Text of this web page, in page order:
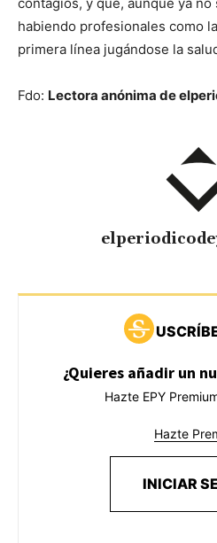
habiendo profesionales como
primera línea jugándose la
Fdo: Lectora anónima de
¿Quieres añadir un
Hazte EPY
Hazte
INICIAR